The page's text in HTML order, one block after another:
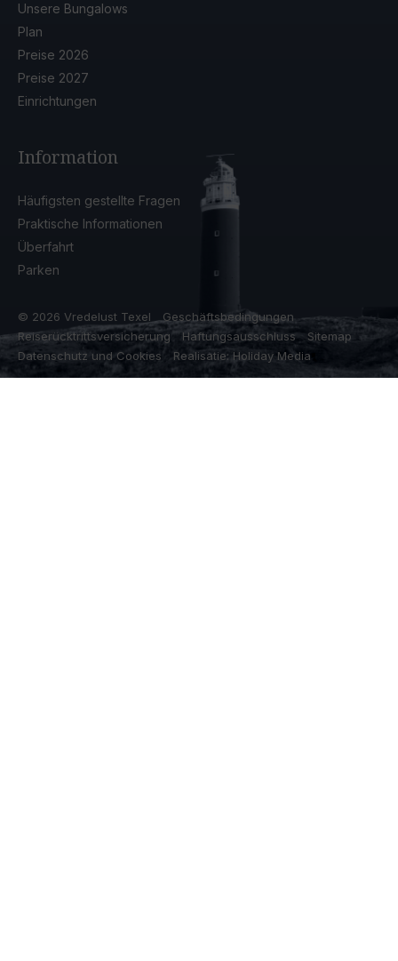
Unsere Bungalows
Plan
Preise 2026
Preise 2027
Einrichtungen
Information
Häufigsten gestellte Fragen
Praktische Informationen
Überfahrt
Parken
© 2026 Vredelust Texel
Geschäftsbedingungen
Reiserücktrittsversicherung
Haftungsausschluss
Sitemap
Datenschutz und Cookies
Realisatie: Holiday Media